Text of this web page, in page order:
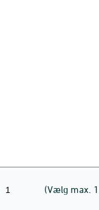
(Vælg max.